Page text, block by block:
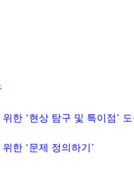
한 ‘현상 탐구 및 특이점’
한 ‘문제 정의하기’